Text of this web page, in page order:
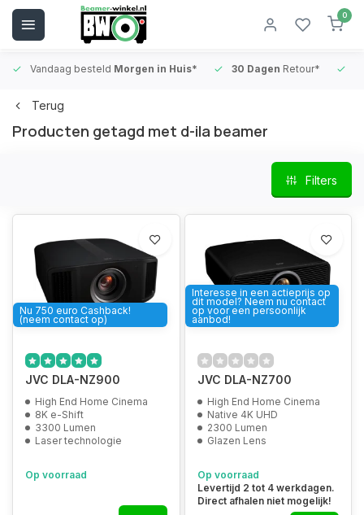
0
Vandaag besteld Morgen in Huis* 30 Dagen Retour*
Terug
Producten getagd met d-ila beamer
Filters
Nu 750 euro Cashback!
(neem contact op)
JVC DLA-NZ900
High End Home Cinema
8K e-Shift
3300 Lumen
Laser technologie
Op voorraad
Interesse in een actieprijs op
dit model? Neem nu contact
op voor een persoonlijk
aanbod!
JVC DLA-NZ700
High End Home Cinema
Native 4K UHD
2300 Lumen
Glazen Lens
Op voorraad
Levertijd 2 tot 4 werkdagen.
Direct afhalen niet mogelijk!